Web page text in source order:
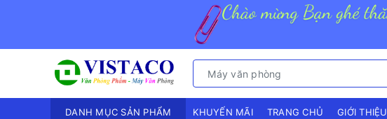
DANH MỤC SẢN PHẨM KHUYẾN MÃI TRANG CHỦ GIỚI THIỆU